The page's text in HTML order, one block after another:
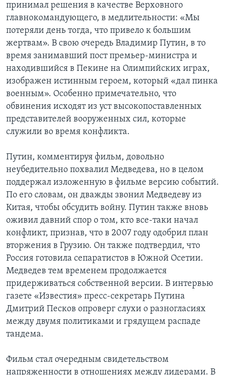
принимал решения в качестве Верховного
главнокомандующего, в медлительности: «Мы
потеряли день тогда, что привело к большим
жертвам». В свою очередь Владимир Путин, в то
время занимавший пост премьер-министра и
находившийся в Пекине на Олимпийских играх,
изображен истинным героем, который «дал пинка
военным». Особенно примечательно, что
обвинения исходят из уст высокопоставленных
представителей вооруженных сил, которые
служили во время конфликта.
Путин, комментируя фильм, довольно
неубедительно похвалил Медведева, но в целом
поддержал изложенную в фильме версию событий.
По его словам, он дважды звонил Медведеву из
Китая, чтобы обсудить войну. Путин также вновь
оживил давний спор о том, кто все-таки начал
конфликт, признав, что в 2007 году одобрил план
вторжения в Грузию. Он также подтвердил, что
Россия готовила сепаратистов в Южной Осетии.
Медведев тем временем продолжается
придерживаться собственной версии. В интервью
газете «Известия» пресс-секретарь Путина
Дмитрий Песков опроверг слухи о разногласиях
между двумя политиками и грядущем распаде
тандема.
Фильм стал очередным свидетельством
напряженности в отношениях между лидерами. В